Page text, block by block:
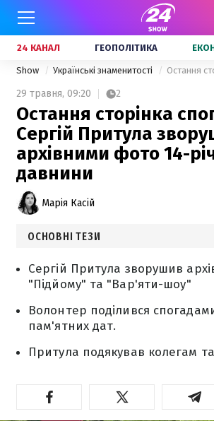
24 КАНАЛ ГЕОПОЛІТИКА
Show Українські знаменитості
29 травня, 09:20 2
Остання сторінка
Сергій Притула
архівними фото 14-
давнини
Марія Касій
ОСНОВНІ ТЕЗИ
Сергій Притула зворушив
"Підйому" та "Вар'яти-шоу"
Волонтер поділився
пам'ятних дат.
Притула подякував колегам та